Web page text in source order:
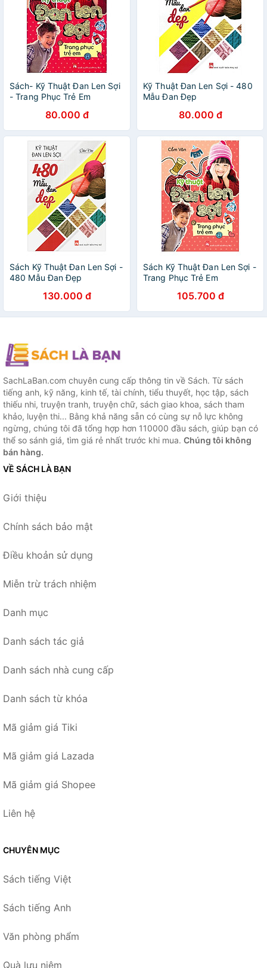
Sách- Kỹ Thuật Đan Len Sợi
- Trang Phục Trẻ Em
80.000 đ
Kỹ Thuật Đan Len Sợi - 480
Mẫu Đan Đẹp
80.000 đ
Sách Kỹ Thuật Đan Len Sợi -
480 Mẫu Đan Đẹp
130.000 đ
Sách Kỹ Thuật Đan Len Sợi -
Trang Phục Trẻ Em
105.700 đ
SachLaBan.com chuyên cung cấp thông tin về Sách. Từ sách
tiếng anh, kỹ năng, kinh tế, tài chính, tiểu thuyết, học tập, sách
thiếu nhi, truyện tranh, truyện chữ, sách giao khoa, sách tham
khảo, luyện thi... Bằng khả năng sẵn có cùng sự nỗ lực không
ngừng, chúng tôi đã tổng hợp hơn 110000 đầu sách, giúp bạn có
thể so sánh giá, tìm giá rẻ nhất trước khi mua. Chúng tôi không
bán hàng.
VỀ SÁCH LÀ BẠN
Giới thiệu
Chính sách bảo mật
Điều khoản sử dụng
Miễn trừ trách nhiệm
Danh mục
Danh sách tác giả
Danh sách nhà cung cấp
Danh sách từ khóa
Mã giảm giá Tiki
Mã giảm giá Lazada
Mã giảm giá Shopee
Liên hệ
CHUYÊN MỤC
Sách tiếng Việt
Sách tiếng Anh
Văn phòng phẩm
Quà lưu niệm